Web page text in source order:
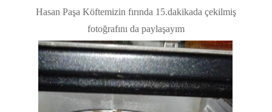
Hasan Paşa Köftemizin fırında 15.dakikada çekilmiş
fotoğrafını da paylaşayım